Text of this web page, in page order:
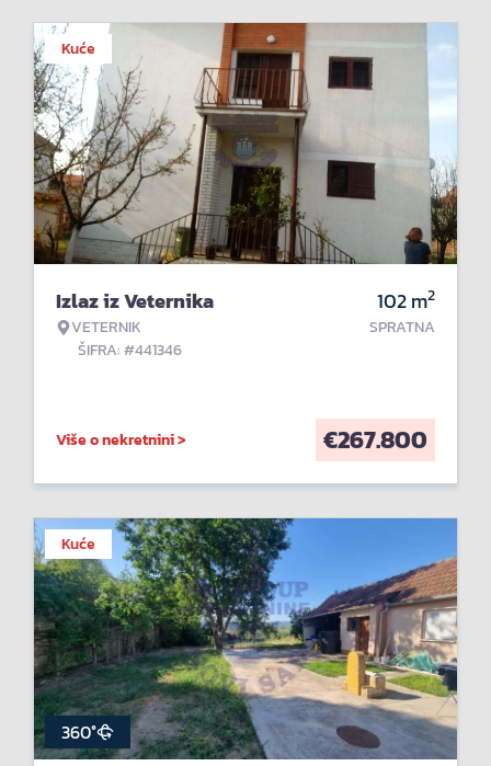
Kuće
Izlaz iz Veternika
VETERNIK
ŠIFRA: #441346
102m2
SPRATNA
Više o nekretnini > €267.800
Kuće
360°